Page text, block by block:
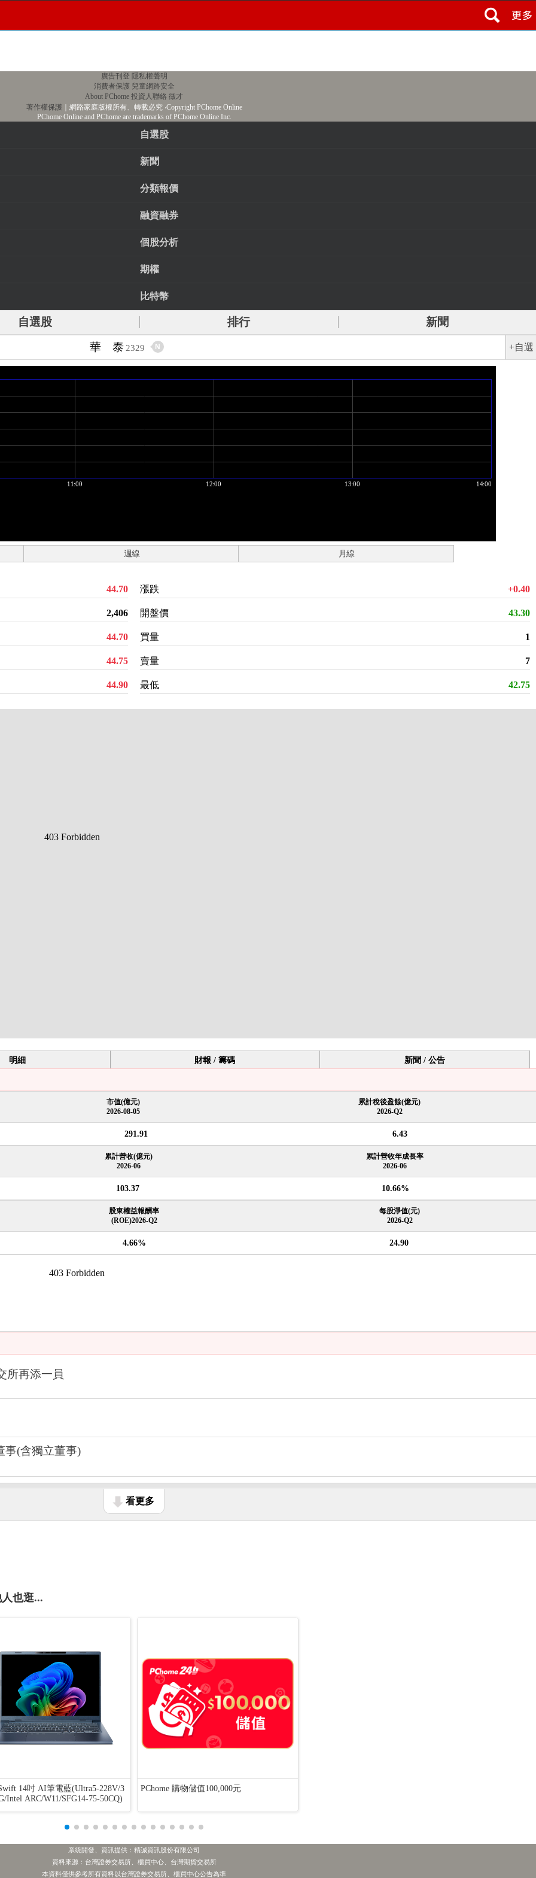
廣告刊登 隱私權聲明
消費者保護 兒童網路安全
About PChome 投資人聯絡 徵才
著作權保護 ｜網路家庭版權所有、轉載必究‧Copyright PChome Online
PChome Online and PChome are trademarks of PChome Online Inc.
自選股
新聞
分類報價
融資融券
個股分析
期權
比特幣
自選股 排行
新聞
華 泰 2329 N +自選
週線 月線
44.70
2,406
44.70
44.75
44.90
漲跌 +0.40
開盤價 43.30
買量 1
賣量 7
最低 42.75
明細 財報 / 籌碼 新聞 / 公告
市值(億元)
2026-08-05
累計稅後盈餘(億元)
2026-Q2
291.91 6.43
累計營收(億元)
2026-06
累計營收年成長率
2026-06
103.37 10.66%
股東權益報酬率
(ROE)2026-Q2
每股淨值(元)
2026-Q2
4.66% 24.90
所再添一員
事(含獨立董事)
看更多
也逛...
14吋 AI筆電藍(Ultra5-228V/3
Intel ARC/W11/SFG14-75-50CQ)
PChome 購物儲值100,000元
系統開發、資訊提供：精誠資訊股份有限公司
資料來源：台灣證券交易所、櫃買中心、台灣期貨交易所
本資料僅供參考所有資料以台灣證券交易所、櫃買中心公告為準